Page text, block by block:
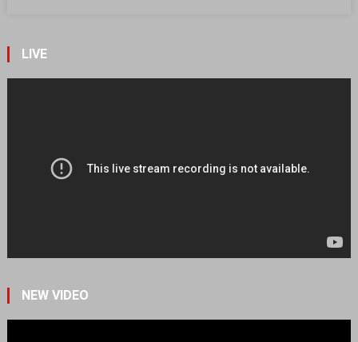
LIVE
NEW VIDEO